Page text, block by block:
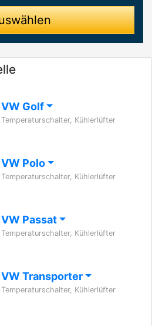
VW Golf
Temperaturschalter, Kühlerlüfter
VW Polo
Temperaturschalter, Kühlerlüfter
VW Passat
Temperaturschalter, Kühlerlüfter
VW Transporter
Temperaturschalter, Kühlerlüfter